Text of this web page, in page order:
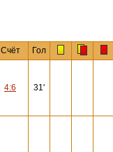
Счёт Гол
4:6 31'